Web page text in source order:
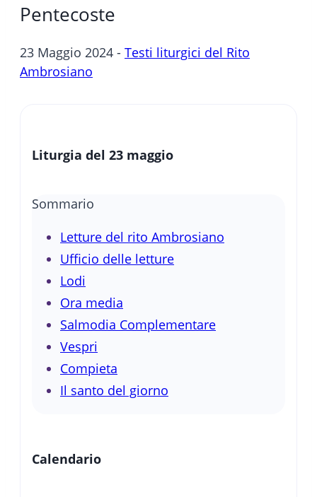
Pentecoste
23 Maggio 2024 - Testi liturgici del Rito
Ambrosiano
Liturgia del 23 maggio
Sommario
Letture del rito Ambrosiano
Ufficio delle letture
Lodi
Ora media
Salmodia Complementare
Vespri
Compieta
Il santo del giorno
Calendario